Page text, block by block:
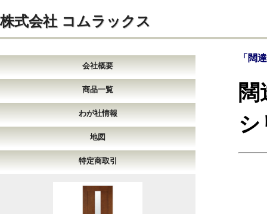
株式会社 コムラックス
会社概要
商品一覧
わが社情報
地図
特定商取引
「闊
シ